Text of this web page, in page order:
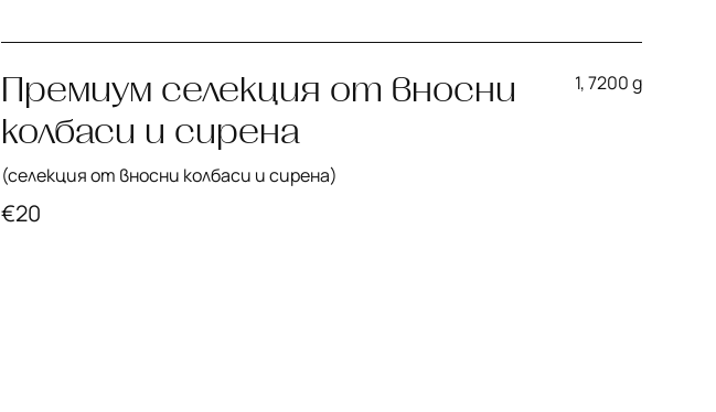
Премиум селекция от вносни
колбаси и сирена
1, 7200 g
(селекция от вносни колбаси и сирена)
€20